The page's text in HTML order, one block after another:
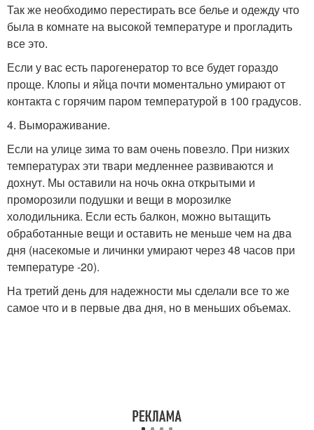
Так же необходимо перестирать все белье и одежду что
была в комнате на высокой температуре и прогладить
все это.
Если у вас есть парогенератор то все будет гораздо
проще. Клопы и яйца почти моментально умирают от
контакта с горячим паром температурой в 100 градусов.
4. Вымораживание.
Если на улице зима то вам очень повезло. При низких
температурах эти твари медленнее развиваются и
дохнут. Мы оставили на ночь окна открытыми и
проморозили подушки и вещи в морозилке
холодильника. Если есть балкон, можно вытащить
обработанные вещи и оставить не меньше чем на два
дня (насекомые и личинки умирают через 48 часов при
температуре -20).
На третий день для надежности мы сделали все то же
самое что и в первые два дня, но в меньших объемах.